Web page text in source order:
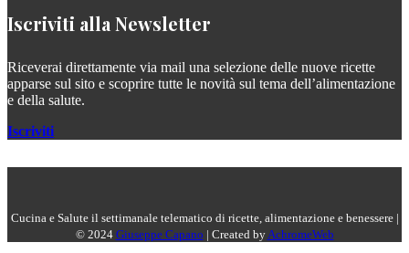
Iscriviti alla Newsletter
Riceverai direttamente via mail una selezione delle nuove ricette
apparse sul sito e scoprire tutte le novità sul tema dell’alimentazione
e della salute.
Iscriviti
Cucina e Salute il settimanale telematico di ricette, alimentazione e benessere |
© 2024 Giuseppe Capano | Created byAchromeWeb